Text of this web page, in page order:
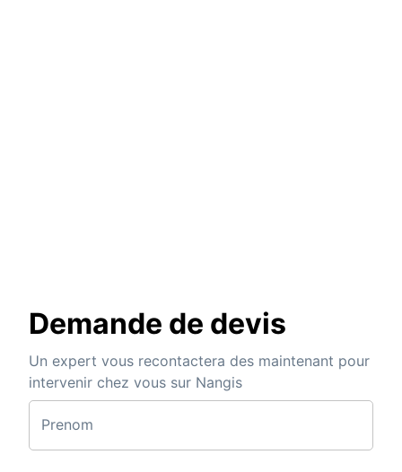
Demande de devis
Un expert vous recontactera des maintenant pour
intervenir chez vous sur Nangis
Prenom